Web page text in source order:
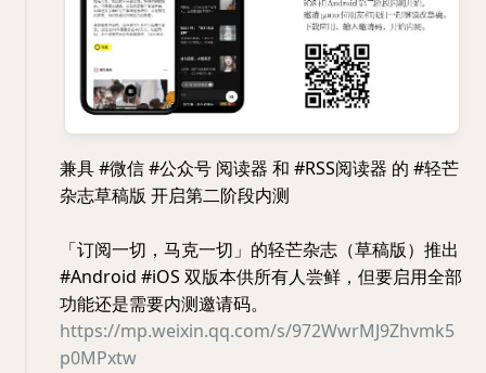
兼具 #微信 #公众号 阅读器 和 #RSS阅读器 的 #轻芒
杂志草稿版 开启第二阶段内测
「订阅一切，马克一切」的轻芒杂志（草稿版）推出
#Android #iOS 双版本供所有人尝鲜，但要启用全部
功能还是需要内测邀请码。
https://mp.weixin.qq.com/s/972WwrMJ9Zhvmk5
p0MPxtw